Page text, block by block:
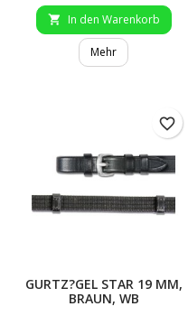
 In den Warenkorb
Mehr
GURTZ?GEL STAR 19 MM,
BRAUN, WB
favorite_border